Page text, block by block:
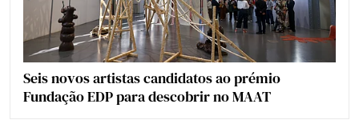
Seis novos artistas candidatos ao prémio
Fundação EDP para descobrir no MAAT